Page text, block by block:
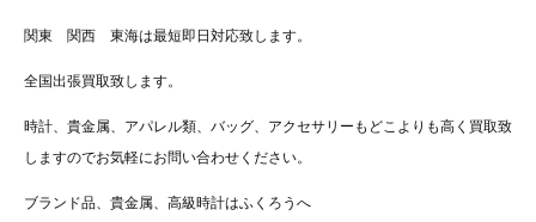
関東 関西 東海は最短即日対応致します。
全国出張買取致します。
時計、貴金属、アパレル類、バッグ、アクセサリーもどこよりも高く買取致
しますのでお気軽にお問い合わせください。
ブランド品、貴金属、高級時計はふくろうへ